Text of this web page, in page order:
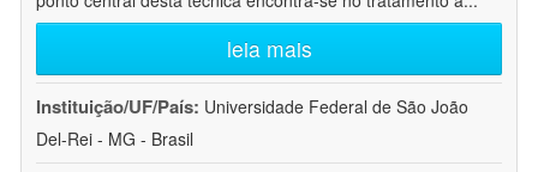
leia mais
Instituição/UF/País: Universidade Federal de São João
Del-Rei - MG - Brasil